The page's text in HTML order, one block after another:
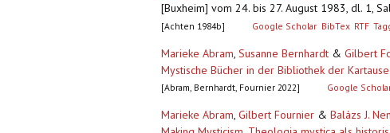
[Buxheim] vom 24. bis 27. August 1983, dl. 1,
[Achten 1984b] Google Scholar BibTex RTF
Marieke Abram, Susanne Bernhardt & Gilbert
Mystische Bücher in der Bibliothek der
[Abram, Bernhardt, Fournier 2022] Google
Marieke Abram, Gilbert Fournier & Balázs J.